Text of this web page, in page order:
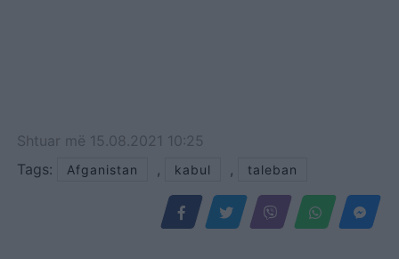
Shtuar më 15.08.2021 10:25
Tags:
Afganistan , kabul , taleban